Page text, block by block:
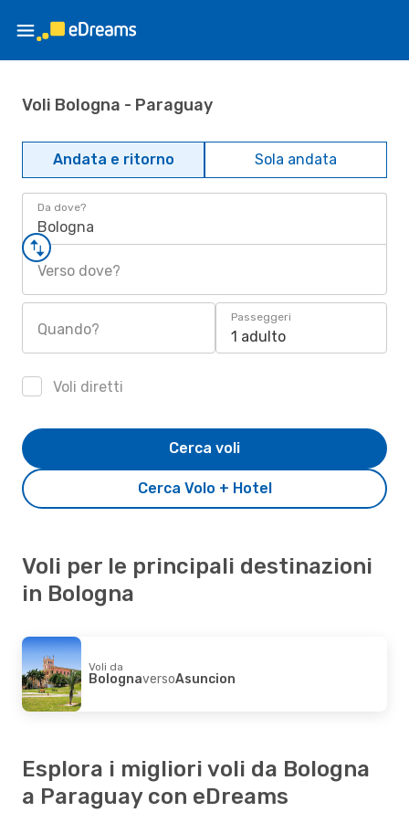
Voli Bologna - Paraguay
Andata e ritorno Sola andata
Da dove?
Bologna
Verso dove?
Quando?
Passeggeri
1 adulto
Voli diretti
Cerca Volo + Hotel
Cerca voli
Voli per le principali destinazioni
in Bologna
Voli da
BolognaversoAsuncion
Esplora i migliori voli da Bologna
a Paraguay con eDreams